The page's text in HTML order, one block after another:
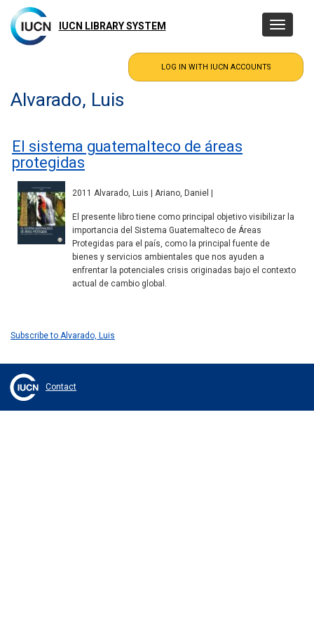
main
content
IUCN LIBRARY SYSTEM
Toggle
Alvarado, Luis
El sistema guatemalteco de áreas
protegidas
2011 Alvarado, Luis | Ariano, Daniel |
El presente libro tiene como principal objetivo visibilizar la
importancia del Sistema Guatemalteco de Áreas
Protegidas para el país, como la principal fuente de
bienes y servicios ambientales que nos ayuden a
enfrentar la potenciales crisis originadas bajo el contexto
actual de cambio global.
Subscribe to Alvarado, Luis
Contact